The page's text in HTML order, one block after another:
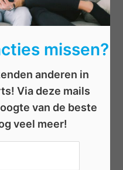
missen?
anderen in
Via deze mails
van de beste
veel meer!